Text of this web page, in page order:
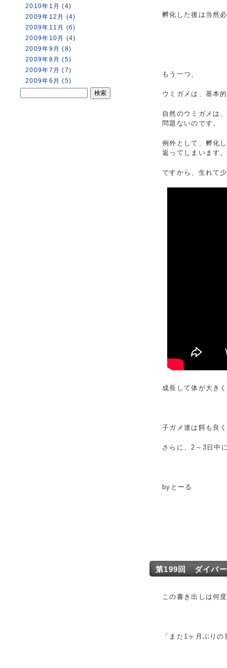
2010年1月 (4)
2009年12月 (4)
2009年11月 (6)
2009年10月 (4)
2009年9月 (8)
2009年8月 (5)
2009年7月 (7)
2009年6月 (5)
孵化した後は当然
もう一つ、
ウミガメは、基本
自然のウミガメは
問題ないのです。
例外として、孵化
返ってしまいます。
ですから、生れて
成長して体が大き
子ガメ達は餌も良
さらに、2～3日中
byとーる
第199回 ダイバ
この書き出しは何
「また1ヶ月ぶり